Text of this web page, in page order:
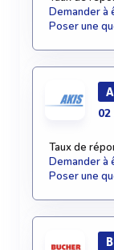
Demander à
Poser une
Taux de
Demander à
Poser une